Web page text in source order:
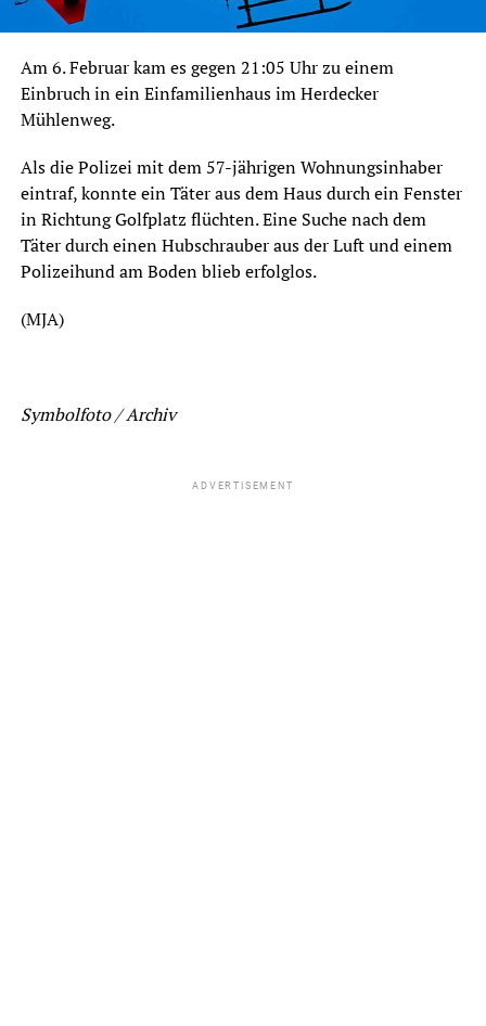
Am 6. Februar kam es gegen 21:05 Uhr zu einem
Einbruch in ein Einfamilienhaus im Herdecker
Mühlenweg.
Als die Polizei mit dem 57-jährigen Wohnungsinhaber
eintraf, konnte ein Täter aus dem Haus durch ein Fenster
in Richtung Golfplatz flüchten. Eine Suche nach dem
Täter durch einen Hubschrauber aus der Luft und einem
Polizeihund am Boden blieb erfolglos.
(MJA)
Symbolfoto / Archiv
ADVERTISEMENT